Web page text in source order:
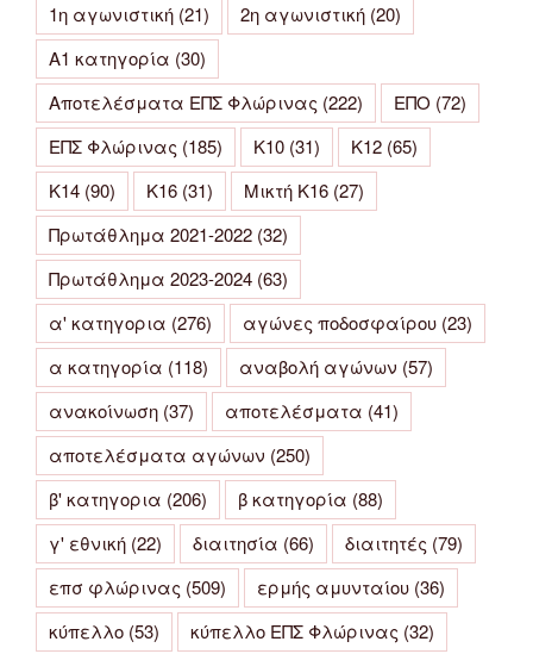
1η αγωνιστική (21) 2η αγωνιστική (20)
Α1 κατηγορία (30)
Αποτελέσματα ΕΠΣ Φλώρινας (222) ΕΠΟ (72)
ΕΠΣ Φλώρινας (185) Κ10 (31) Κ12 (65)
Κ14 (90) Κ16 (31) Μικτή Κ16 (27)
Πρωτάθλημα 2021-2022 (32)
Πρωτάθλημα 2023-2024 (63)
α' κατηγορια (276) αγώνες ποδοσφαίρου (23)
α κατηγορία (118) αναβολή αγώνων (57)
ανακοίνωση (37) αποτελέσματα (41)
αποτελέσματα αγώνων (250)
β' κατηγορια (206) β κατηγορία (88)
γ' εθνική (22) διαιτησία (66) διαιτητές (79)
επσ φλώρινας (509) ερμής αμυνταίου (36)
κύπελλο (53) κύπελλο ΕΠΣ Φλώρινας (32)